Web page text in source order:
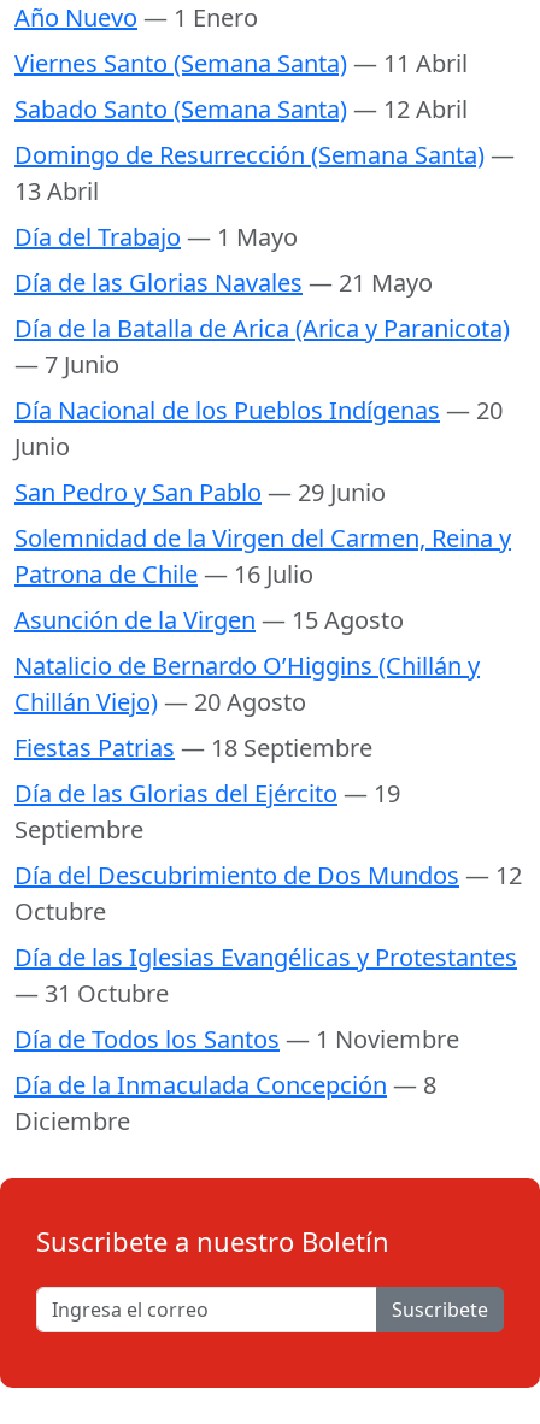
Año Nuevo — 1 Enero
Viernes Santo (Semana Santa)— 11 Abril
Sabado Santo (Semana Santa)— 12 Abril
Domingo de Resurrección (Semana Santa)—
13 Abril
Día del Trabajo — 1 Mayo
Día de las Glorias Navales — 21 Mayo
Día de la Batalla de Arica (Arica y Paranicota)
— 7 Junio
Día Nacional de los Pueblos Indígenas — 20
Junio
San Pedro y San Pablo — 29 Junio
Solemnidad de la Virgen del Carmen, Reina y
Patrona de Chile— 16 Julio
Asunción de la Virgen — 15 Agosto
Natalicio de Bernardo O’Higgins (Chillán y
Chillán Viejo)— 20 Agosto
Fiestas Patrias — 18 Septiembre
Día de las Glorias del Ejército — 19
Septiembre
Día del Descubrimiento de Dos Mundos — 12
Octubre
Día de las Iglesias Evangélicas y Protestantes
— 31 Octubre
Día de Todos los Santos — 1 Noviembre
Día de la Inmaculada Concepción — 8
Diciembre
Suscribete a nuestro Boletín
Suscribete